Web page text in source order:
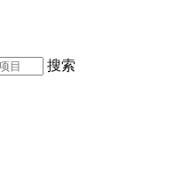
搜索